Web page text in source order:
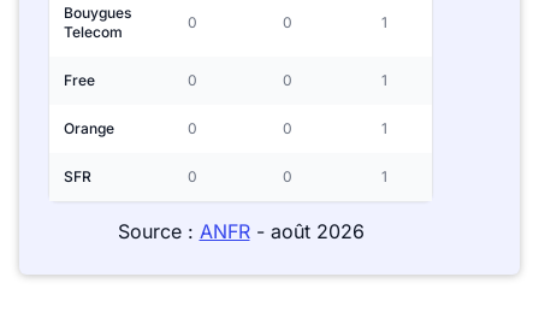
Bouygues
Telecom
0 0 1
Free 0 0 1
Orange 0 0 1
SFR 0 0 1
Source : ANFR- août 2026